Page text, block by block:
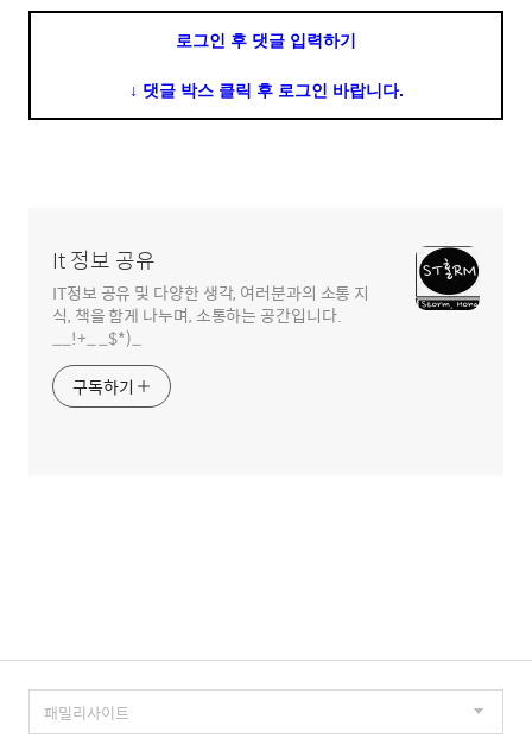
로그인 후 댓글 입력하기
↓ 댓글 박스 클릭 후 로그인 바랍니다.
It 정보 공유
IT정보 공유 및 다양한 생각, 여러분과의 소통 지
식, 책을 함게 나누며, 소통하는 공간입니다.
__!+_ _$*)_
구독하기